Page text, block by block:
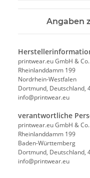
Angaben
printwear.eu GmbH & Co.
Rheinlanddamm 199
Nordrhein-Westfalen
Dortmund, Deutschland,
info@printwear.eu
verantwortliche
printwear.eu GmbH & Co.
Rheinlanddamm 199
Baden-Württemberg
Dortmund, Deutschland,
info@printwear.eu